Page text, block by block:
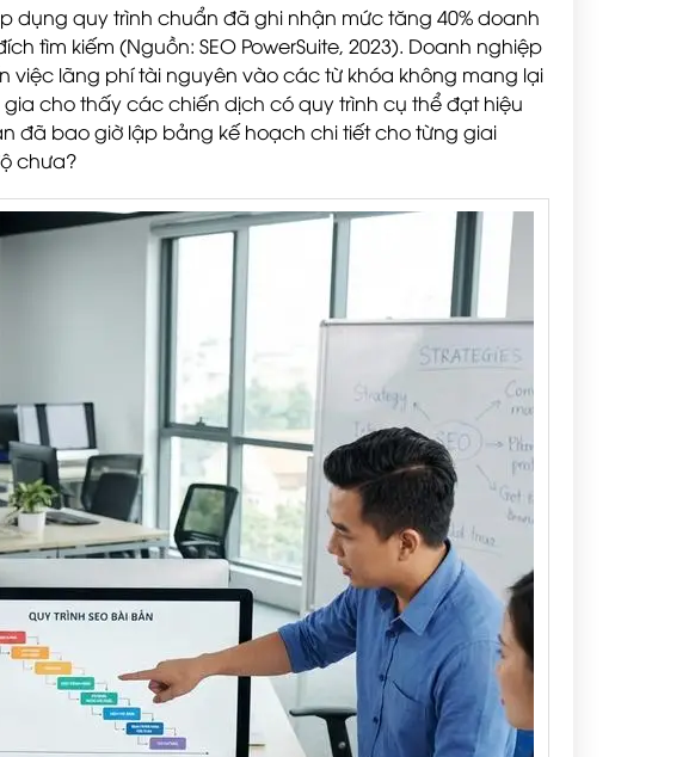
dụng quy trình chuẩn đã ghi nhận mức tăng 40% doanh
tìm kiếm (Nguồn: SEO PowerSuite, 2023). Doanh nghiệp
việc lãng phí tài nguyên vào các từ khóa không mang lại
cho thấy các chiến dịch có quy trình cụ thể đạt hiệu
đã bao giờ lập bảng kế hoạch chi tiết cho từng giai
chưa?